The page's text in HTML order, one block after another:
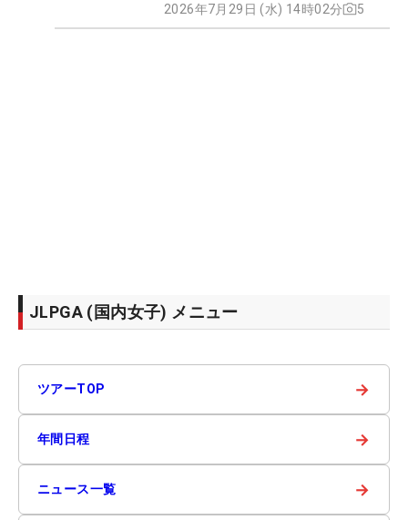
2026年7月29日 (水) 14時02分 5
JLPGA (国内女子) メニュー
ツアーTOP →
年間日程 →
ニュース一覧 →